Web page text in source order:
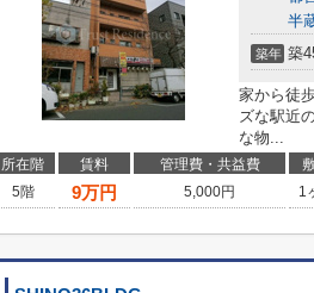
半
築年 築
家から徒
ズな駅近
な物...
所在階 賃料 管理費・共益費
5階
9万円 5,000円 1